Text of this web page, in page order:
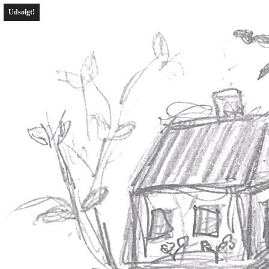
Udsolgt!